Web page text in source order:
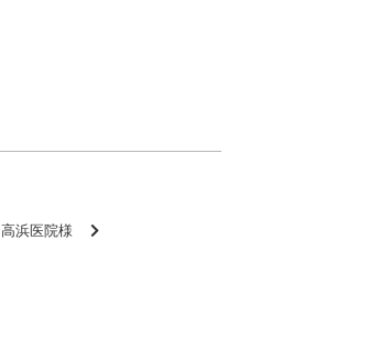
高浜医院様